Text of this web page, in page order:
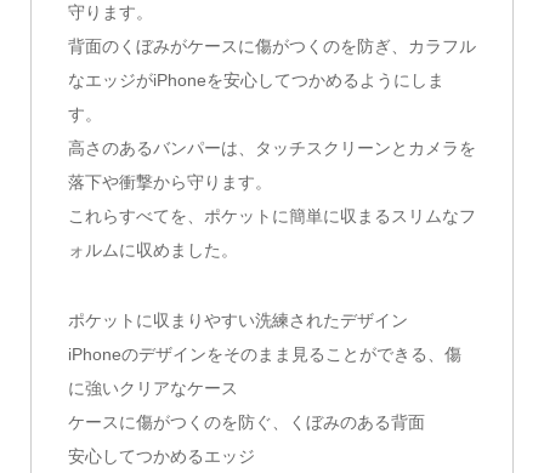
守ります。
背面のくぼみがケースに傷がつくのを防ぎ、カラフル
なエッジがiPhoneを安心してつかめるようにしま
す。
高さのあるバンパーは、タッチスクリーンとカメラを
落下や衝撃から守ります。
これらすべてを、ポケットに簡単に収まるスリムなフ
ォルムに収めました。
ポケットに収まりやすい洗練されたデザイン
iPhoneのデザインをそのまま見ることができる、傷
に強いクリアなケース
ケースに傷がつくのを防ぐ、くぼみのある背面
安心してつかめるエッジ